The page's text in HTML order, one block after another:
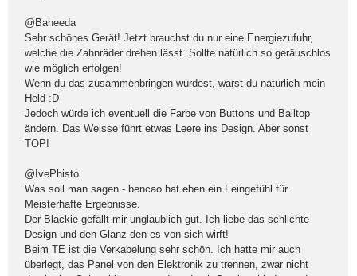
@Baheeda
Sehr schönes Gerät! Jetzt brauchst du nur eine Energiezufuhr,
welche die Zahnräder drehen lässt. Sollte natürlich so geräuschlos
wie möglich erfolgen!
Wenn du das zusammenbringen würdest, wärst du natürlich mein
Held :D
Jedoch würde ich eventuell die Farbe von Buttons und Balltop
ändern. Das Weisse führt etwas Leere ins Design. Aber sonst
TOP!
@IvePhisto
Was soll man sagen - bencao hat eben ein Feingefühl für
Meisterhafte Ergebnisse.
Der Blackie gefällt mir unglaublich gut. Ich liebe das schlichte
Design und den Glanz den es von sich wirft!
Beim TE ist die Verkabelung sehr schön. Ich hatte mir auch
überlegt, das Panel von den Elektronik zu trennen, zwar nicht